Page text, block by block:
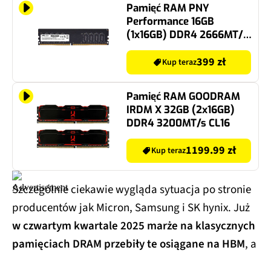
Pamięć RAM PNY
Performance 16GB
(1x16GB) DDR4 2666MT/s
CL19
Kup teraz399 zł
Pamięć RAM GOODRAM
IRDM X 32GB (2x16GB)
DDR4 3200MT/s CL16
Kup teraz1199.99 zł
Szczególnie ciekawie wygląda sytuacja po stronie
producentów jak Micron, Samsung i SK hynix. Już
w czwartym kwartale 2025 marże na klasycznych
pamięciach DRAM przebiły te osiągane na HBM, a